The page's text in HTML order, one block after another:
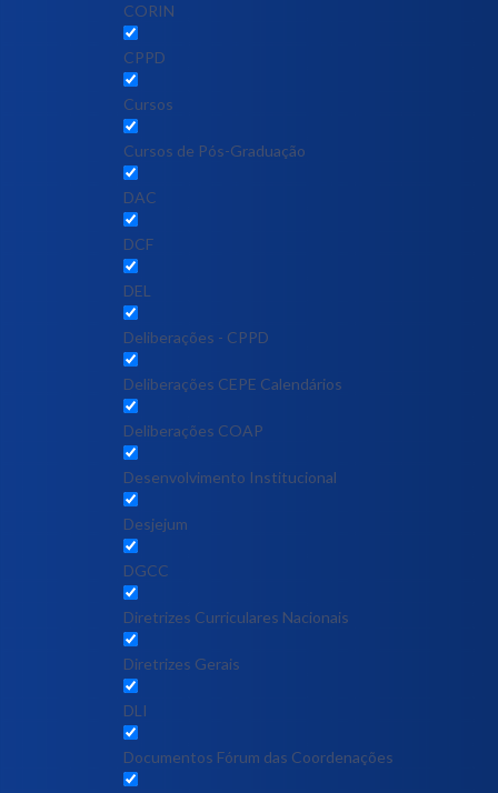
CORIN
CPPD
Cursos
Cursos de Pós-Graduação
DAC
DCF
DEL
Deliberações - CPPD
Deliberações CEPE Calendários
Deliberações COAP
Desenvolvimento Institucional
Desjejum
DGCC
Diretrizes Curriculares Nacionais
Diretrizes Gerais
DLI
Documentos Fórum das Coordenações